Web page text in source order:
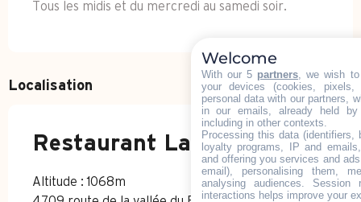
Tous les midis et du mercredi au samedi soir.
Localisation
Restaurant La Marmotte
Altitude : 1068m
Welcome
With our 5 partners, we wish to
your devices (cookies,
personal data with our partners,
in our emails, already held
including in other contexts.
Processing this data (identifiers,
loyalty programs, IP and
and offering you services and
email), personalising them,
analysing audiences.
interactions helps improve your